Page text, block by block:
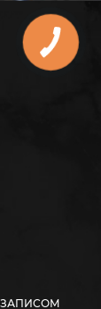
ЗАПИСОМ